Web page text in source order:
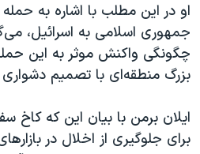
چهل سال گروگان‌گیری
قانون شفافیت دارائی کادر رهبری
اعتراضات مردمی آبان ۹۸
نرگس محمدی برنده جایزه نوبل صلح
او در این مطلب با اشاره به
جمهوری اسلامی به اسرائیل،
چگونگی واکنش موثر به این
بزرگ منطقه‌ای با تصمیم
ایلان برمن با بیان این که کاخ
برای جلوگیری از اخلال در